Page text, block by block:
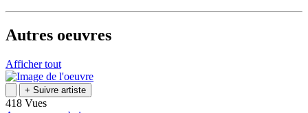
Autres oeuvres
Afficher tout
+ Suivre artiste
418 Vues